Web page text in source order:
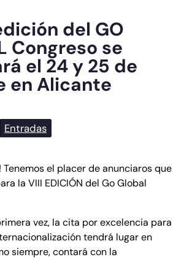
del GO
Congreso se
el 24 y 25 de
en Alicante
Entradas
Tenemos el placer de anunciaros que
la VIII EDICIÓN del Go Global
vez, la cita por excelencia para
tendrá lugar en
siempre, contará con la